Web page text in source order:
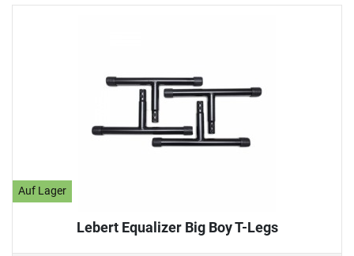
Auf Lager
Lebert Equalizer Big Boy T-Legs